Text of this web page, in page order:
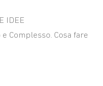
IDEE
Complesso. Cosa fare